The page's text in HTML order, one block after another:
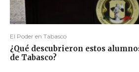
El Poder en Tabasco
¿Qué descubrieron estos
de Tabasco?